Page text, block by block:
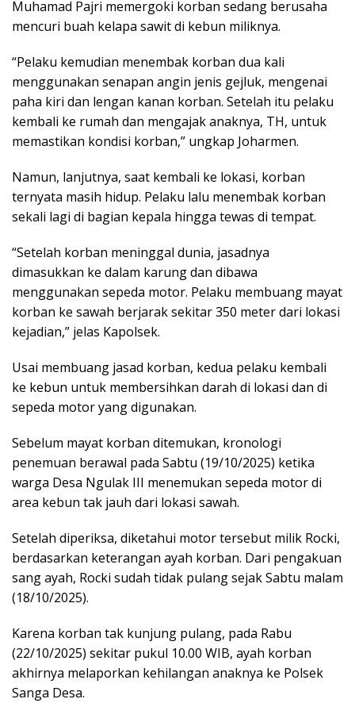
Muhamad Pajri memergoki korban sedang berusaha
mencuri buah kelapa sawit di kebun miliknya.
“Pelaku kemudian menembak korban dua kali
menggunakan senapan angin jenis gejluk, mengenai
paha kiri dan lengan kanan korban. Setelah itu pelaku
kembali ke rumah dan mengajak anaknya, TH, untuk
memastikan kondisi korban,” ungkap Joharmen.
Namun, lanjutnya, saat kembali ke lokasi, korban
ternyata masih hidup. Pelaku lalu menembak korban
sekali lagi di bagian kepala hingga tewas di tempat.
“Setelah korban meninggal dunia, jasadnya
dimasukkan ke dalam karung dan dibawa
menggunakan sepeda motor. Pelaku membuang mayat
korban ke sawah berjarak sekitar 350 meter dari lokasi
kejadian,” jelas Kapolsek.
Usai membuang jasad korban, kedua pelaku kembali
ke kebun untuk membersihkan darah di lokasi dan di
sepeda motor yang digunakan.
Sebelum mayat korban ditemukan, kronologi
penemuan berawal pada Sabtu (19/10/2025) ketika
warga Desa Ngulak III menemukan sepeda motor di
area kebun tak jauh dari lokasi sawah.
Setelah diperiksa, diketahui motor tersebut milik Rocki,
berdasarkan keterangan ayah korban. Dari pengakuan
sang ayah, Rocki sudah tidak pulang sejak Sabtu malam
(18/10/2025).
Karena korban tak kunjung pulang, pada Rabu
(22/10/2025) sekitar pukul 10.00 WIB, ayah korban
akhirnya melaporkan kehilangan anaknya ke Polsek
Sanga Desa.